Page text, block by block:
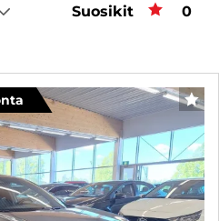
Suosikit 0